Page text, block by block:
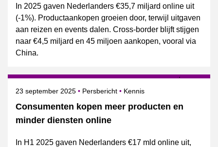
In 2025 gaven Nederlanders €35,7 miljard online uit
(-1%). Productaankopen groeien door, terwijl uitgaven
aan reizen en events dalen. Cross-border blijft stijgen
naar €4,5 miljard en 45 miljoen aankopen, vooral via
China.
Consumenten kopen meer producten en
minder diensten online
Gepubliceerd op
23 september 2025 Categorie
Persbericht Onderwerpen
Kennis
In H1 2025 gaven Nederlanders €17 mld online uit,